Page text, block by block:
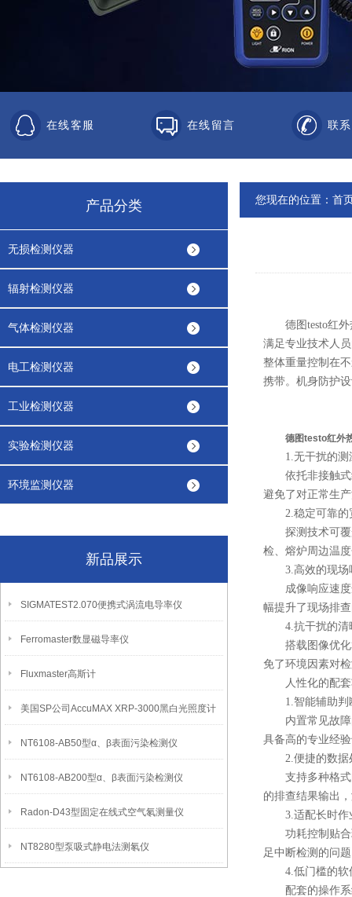
在线客服 在线留言 联
产品分类
无损检测仪器
辐射检测仪器
气体检测仪器
电工检测仪器
工业检测仪器
实验检测仪器
环境监测仪器
新品展示
SIGMATEST2.070便携式涡流电导率仪
Ferromaster数显磁导率仪
Fluxmaster高斯计
美国SP公司AccuMAX XRP-3000黑白光照度计
NT6108-AB50型α、β表面污染检测仪
NT6108-AB200型α、β表面污染检测仪
Radon-D43型固定在线式空气氡测量仪
NT8280型泵吸式静电法测氡仪
您现在的位置： 首
德图testo红外
满足专业技术人
整体重量控制在
携带。机身防护
德图testo红外
1.无干扰的测
依托非接触式红
避免了对正常生
2.稳定可靠的
探测技术可覆盖
检、熔炉周边温
3.高效的现场
成像响应速度适
幅提升了现场排
4.抗干扰的清
搭载图像优化算
免了环境因素对
人性化的配套
1.智能辅助判
内置常见故障的
具备高的专业经
2.便捷的数据
支持多种格式的
的排查结果输出
3.适配长时作
功耗控制贴合现
足中断检测的问
4.低门槛的软
配套的操作系统